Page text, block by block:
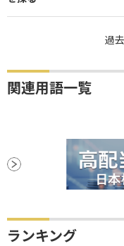
過
関連用語一覧
ランキング